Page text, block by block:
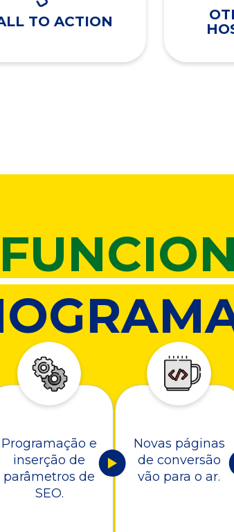
TO ACTION
Programação e
inserção de
parâmetros de
SEO.
Novas páginas
de conversão
vão para o ar.